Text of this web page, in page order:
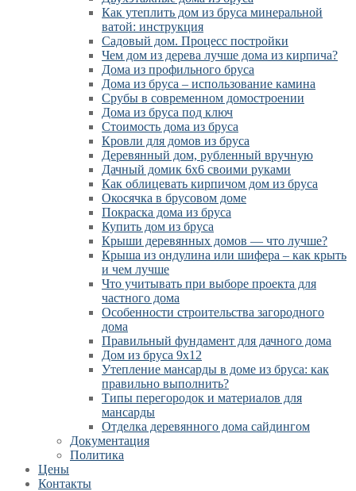
Как утеплить дом из бруса минеральной
ватой: инструкция
Садовый дом. Процесс постройки
Чем дом из дерева лучше дома из кирпича?
Дома из профильного бруса
Дома из бруса – использование камина
Срубы в современном домостроении
Дома из бруса под ключ
Стоимость дома из бруса
Кровли для домов из бруса
Деревянный дом, рубленный вручную
Дачный домик 6х6 своими руками
Как облицевать кирпичом дом из бруса
Окосячка в брусовом доме
Покраска дома из бруса
Купить дом из бруса
Крыши деревянных домов — что лучше?
Крыша из ондулина или шифера – как крыть
и чем лучше
Что учитывать при выборе проекта для
частного дома
Особенности строительства загородного
дома
Правильный фундамент для дачного дома
Дом из бруса 9х12
Утепление мансарды в доме из бруса: как
правильно выполнить?
Типы перегородок и материалов для
мансарды
Отделка деревянного дома сайдингом
Документация
Политика
Цены
Контакты